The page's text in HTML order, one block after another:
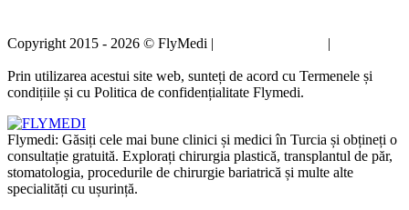
Copyright 2015 - 2026 © FlyMedi | |
Prin utilizarea acestui site web, sunteți de acord cu Termenele și
condițiile și cu Politica de confidențialitate Flymedi.
Flymedi: Găsiți cele mai bune clinici și medici în Turcia și obțineți o
consultație gratuită. Explorați chirurgia plastică, transplantul de păr,
stomatologia, procedurile de chirurgie bariatrică și multe alte
specialități cu ușurință.